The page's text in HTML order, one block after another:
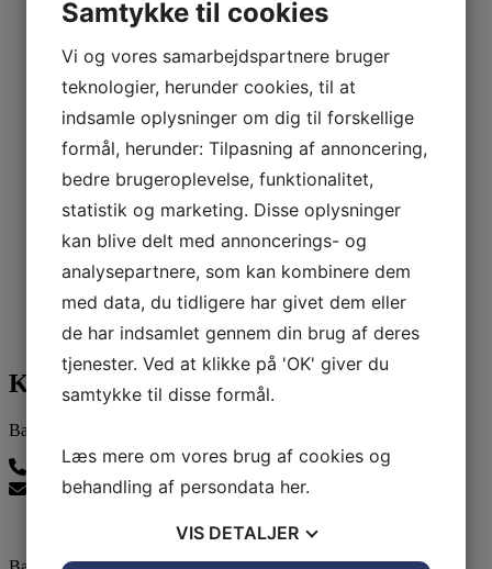
Kontakt os
Ballerup Linedance
24815139
balleruplinedance@gmail.com
Samtykke til cookies
Vi og vores samarbejdspartnere bruger
teknologier, herunder cookies, til at
indsamle oplysninger om dig til forskellige
formål, herunder: Tilpasning af annoncering,
bedre brugeroplevelse, funktionalitet,
statistik og marketing. Disse oplysninger
kan blive delt med annoncerings- og
analysepartnere, som kan kombinere dem
med data, du tidligere har givet dem eller
de har indsamlet gennem din brug af deres
tjenester. Ved at klikke på 'OK' giver du
samtykke til disse formål.
Læs mere om vores brug af cookies og
behandling af persondata her.
VIS DETALJER